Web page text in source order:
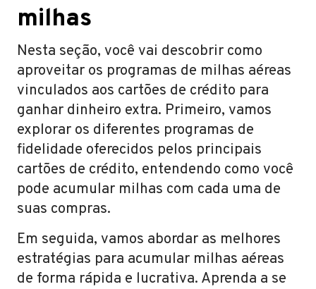
milhas
Nesta seção, você vai descobrir como
aproveitar os programas de milhas aéreas
vinculados aos cartões de crédito para
ganhar dinheiro extra. Primeiro, vamos
explorar os diferentes programas de
fidelidade oferecidos pelos principais
cartões de crédito, entendendo como você
pode acumular milhas com cada uma de
suas compras.
Em seguida, vamos abordar as melhores
estratégias para acumular milhas aéreas
de forma rápida e lucrativa. Aprenda a se